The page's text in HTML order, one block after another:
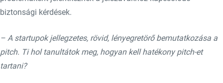
biztonsági kérdések.
– A startupok jellegzetes, rövid, lényegretörő bemutatkozása a
pitch. Ti hol tanultátok meg, hogyan kell hatékony pitch-et
tartani?